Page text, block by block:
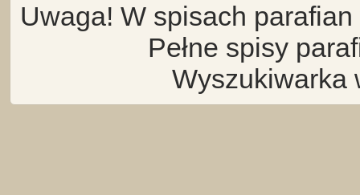
Uwaga! W spisach
Pełne spisy
Wyszukiwarka